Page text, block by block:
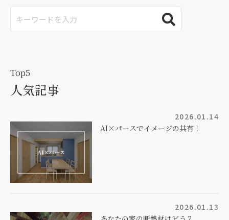
Top5
人気記事
2026.01.14
AI×パースでイメージの共有！
2026.01.13